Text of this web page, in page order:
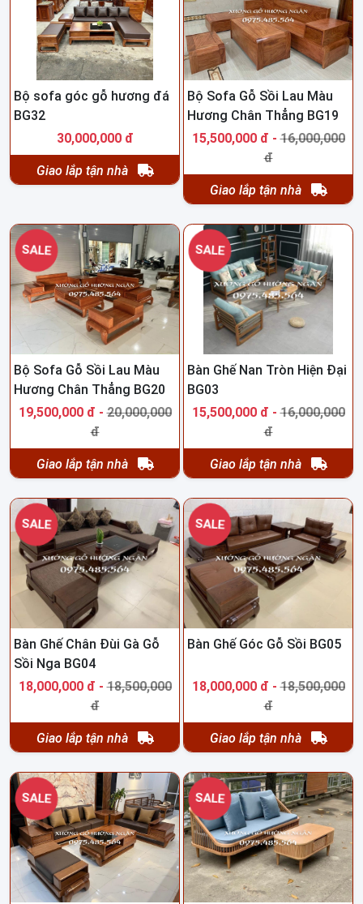
Bộ sofa góc gỗ hương đá
BG32
30,000,000 đ
Giao lắp tận nhà
Bộ Sofa Gỗ Sồi Lau Màu
Hương Chân Thẳng BG19
15,500,000 đ -16,000,000
đ
Giao lắp tận nhà
SALE
Bộ Sofa Gỗ Sồi Lau Màu
Hương Chân Thẳng BG20
19,500,000 đ -20,000,000
đ
Giao lắp tận nhà
SALE
Bàn Ghế Nan Tròn Hiện Đại
BG03
15,500,000 đ -16,000,000
đ
Giao lắp tận nhà
SALE
Bàn Ghế Chân Đùi Gà Gỗ
Sồi Nga BG04
18,000,000 đ -18,500,000
đ
Giao lắp tận nhà
SALE
Bàn Ghế Góc Gỗ Sồi BG05
18,000,000 đ -18,500,000
đ
Giao lắp tận nhà
SALE SALE